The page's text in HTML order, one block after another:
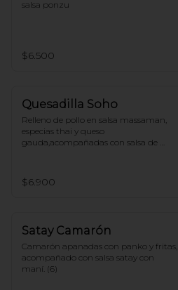
salsa ponzu
$6.500
Quesadilla Soho
Relleno de pollo en salsa massaman,
especias thai y queso
gauda,acompañadas con salsa de
$6.900
Satay Camarón
Camarón apanadas con panko y fritas,
acompañado con salsa satay con
maní. (6)